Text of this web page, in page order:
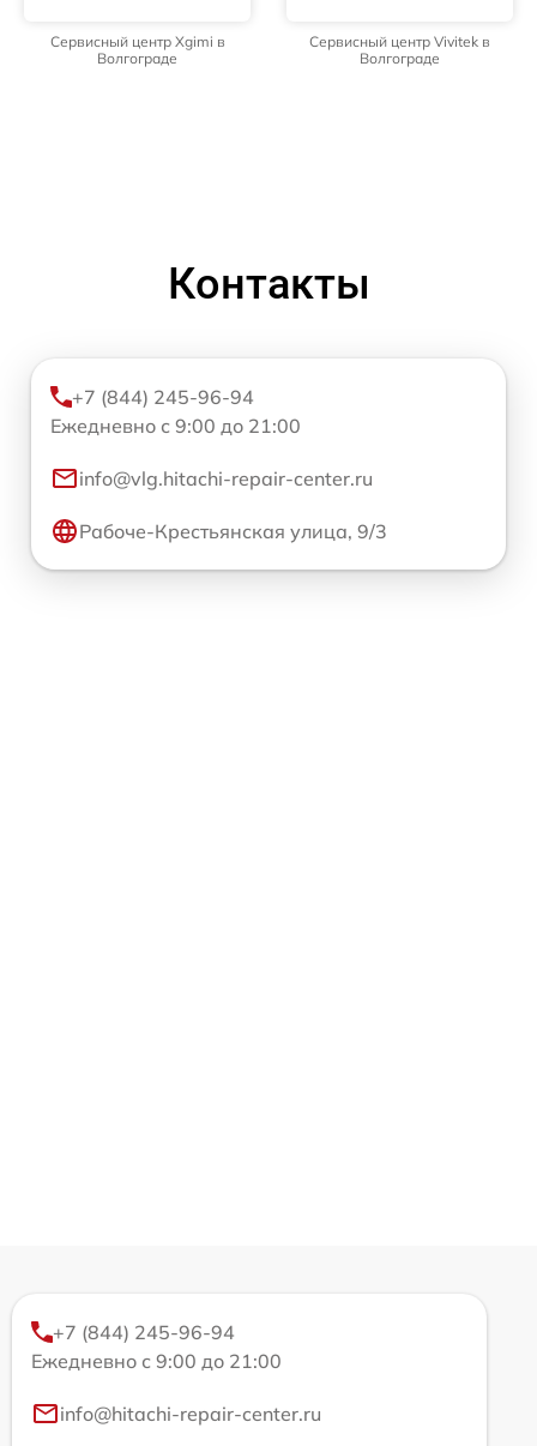
Сервисный центр Xgimi в
Волгограде
Сервисный центр Vivitek в
Волгограде
Контакты
+7 (844) 245-96-94
Ежедневно с 9:00 до 21:00
info@vlg.hitachi-repair-center.ru
Рабоче-Крестьянская улица, 9/3
+7 (844) 245-96-94
Ежедневно с 9:00 до 21:00
info@hitachi-repair-center.ru